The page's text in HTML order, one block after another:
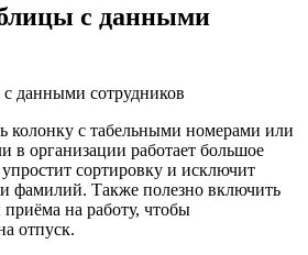
с данными
колонку с табельными номерами или
в организации работает большое
сортировку и исключит
фамилий. Также полезно включить
на работу, чтобы
отпуск.